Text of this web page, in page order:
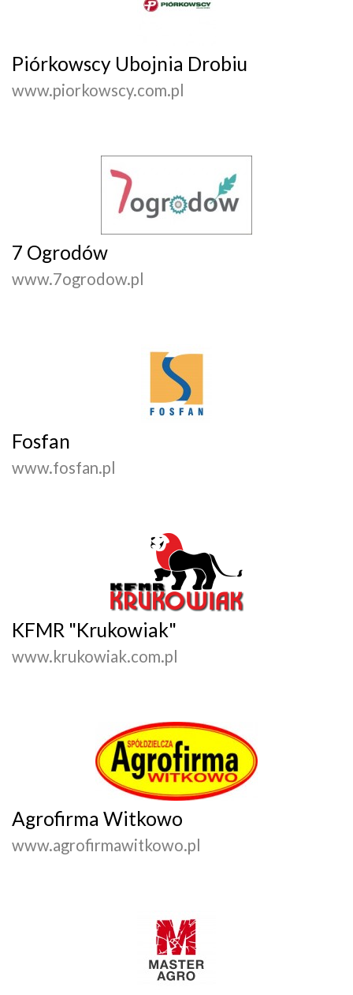
Piórkowscy Ubojnia Drobiu
www.piorkowscy.com.pl
7 Ogrodów
www.7ogrodow.pl
Fosfan
www.fosfan.pl
KFMR "Krukowiak"
www.krukowiak.com.pl
Agrofirma Witkowo
www.agrofirmawitkowo.pl